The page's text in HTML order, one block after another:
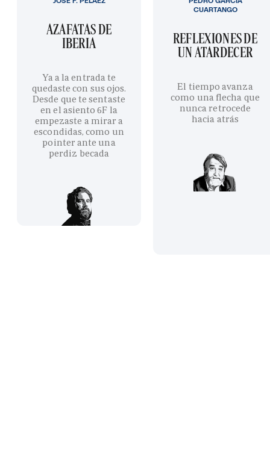
AZAFATAS DE
IBERIA
Ya a la entrada te
quedaste con sus ojos.
Desde que te sentaste
en el asiento 6F la
empezaste a mirar a
escondidas, como un
pointer ante una
perdiz becada
REFLEXIONES DE
UN ATARDECER
El tiempo avanza
como una flecha que
nunca retrocede
hacia atrás
CUARTANGO